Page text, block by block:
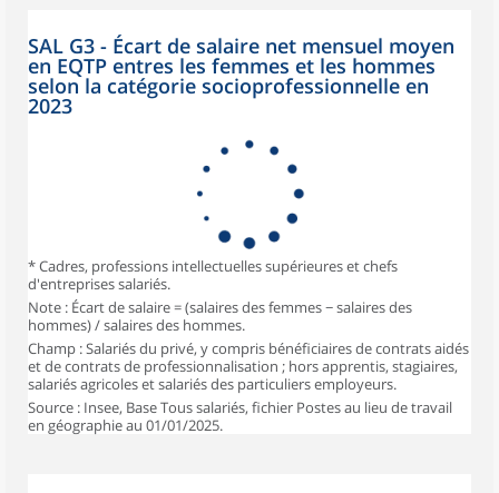
SAL G3 - Écart de salaire net mensuel moyen
en EQTP entres les femmes et les hommes
selon la catégorie socioprofessionnelle en
2023
* Cadres, professions intellectuelles supérieures et chefs
d'entreprises salariés.
Note : Écart de salaire = (salaires des femmes − salaires des
hommes) / salaires des hommes.
Champ : Salariés du privé, y compris bénéficiaires de contrats aidés
et de contrats de professionnalisation ; hors apprentis, stagiaires,
salariés agricoles et salariés des particuliers employeurs.
Source : Insee, Base Tous salariés, fichier Postes au lieu de travail
en géographie au 01/01/2025.